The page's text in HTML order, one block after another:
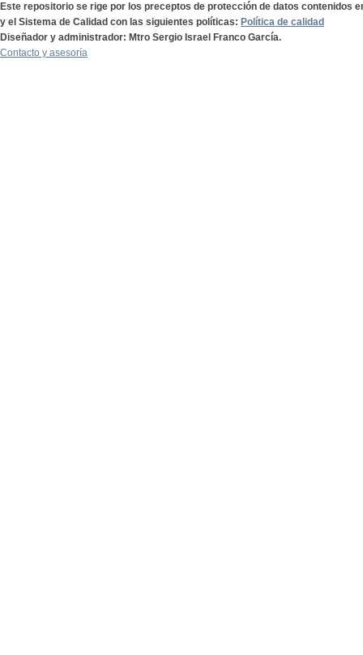
Este repositorio se rige por los preceptos de protección de datos contenidos
y el Sistema de Calidad con las siguientes políticas: Política de calidad
Diseñador y administrador: Mtro Sergio Israel Franco García.
Contacto y asesoría